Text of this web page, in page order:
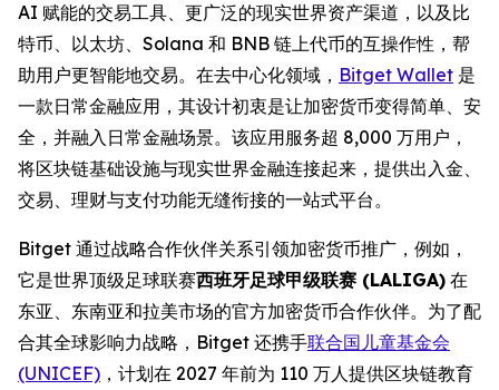
AI 赋能的交易工具、更广泛的现实世界资产渠道，以及比
特币、以太坊、Solana 和 BNB 链上代币的互操作性，帮
助用户更智能地交易。在去中心化领域， Bitget Wallet 是
一款日常金融应用，其设计初衷是让加密货币变得简单、安
全，并融入日常金融场景。该应用服务超 8,000 万用户，
将区块链基础设施与现实世界金融连接起来，提供出入金、
交易、理财与支付功能无缝衔接的一站式平台。
Bitget 通过战略合作伙伴关系引领加密货币推广，例如，
它是世界顶级足球联赛西班牙足球甲级联赛 (LALIGA) 在
东亚、东南亚和拉美市场的官方加密货币合作伙伴。为了配
合其全球影响力战略，Bitget 还携手联合国儿童基金会
(UNICEF) ，计划在 2027 年前为 110 万人提供区块链教育